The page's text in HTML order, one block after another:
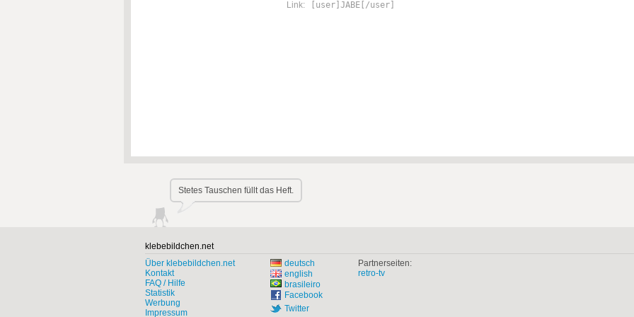
Link: [user]JABE[/user]
Stetes Tauschen füllt das Heft.
klebebildchen.net
Über klebebildchen.net
Kontakt
FAQ / Hilfe
Statistik
Werbung
Impressum
deutsch
english
brasileiro
Facebook
Twitter
Partnerseiten:
retro-tv